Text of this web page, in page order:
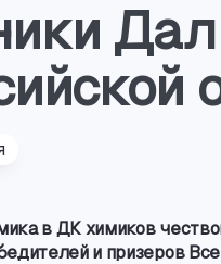
в ДК химиков
и призеров